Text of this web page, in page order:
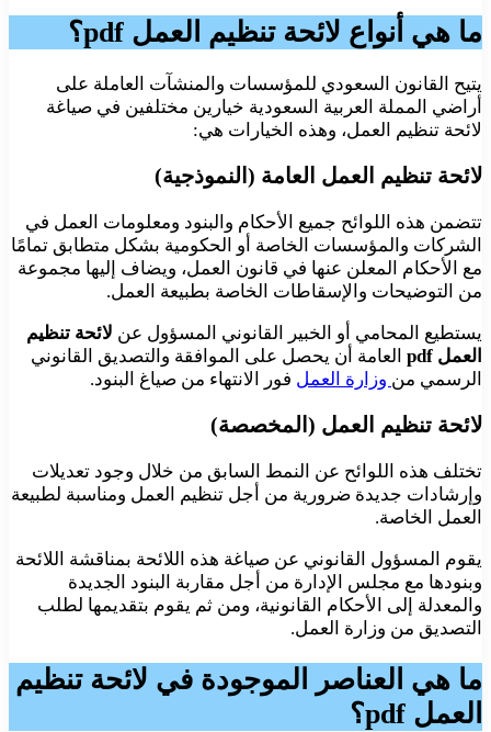
ما هي أنواع لائحة تنظيم العمل pdf؟
يتيح القانون السعودي للمؤسسات والمنشآت العاملة على
أراضي المملة العربية السعودية خيارين مختلفين في صياغة
لائحة تنظيم العمل، وهذه الخيارات هي:
لائحة تنظيم العمل العامة (النموذجية)
تتضمن هذه اللوائح جميع الأحكام والبنود ومعلومات العمل في
الشركات والمؤسسات الخاصة أو الحكومية بشكل متطابق تمامًا
مع الأحكام المعلن عنها في قانون العمل، ويضاف إليها مجموعة
من التوضيحات والإسقاطات الخاصة بطبيعة العمل.
يستطيع المحامي أو الخبير القانوني المسؤول عن لائحة تنظيم
العمل pdf
العامة أن يحصل على الموافقة والتصديق القانوني
الرسمي من وزارة العمل فور الانتهاء من صياغ البنود.
لائحة تنظيم العمل (المخصصة)
تختلف هذه اللوائح عن النمط السابق من خلال وجود تعديلات
وإرشادات جديدة ضرورية من أجل تنظيم العمل ومناسبة لطبيعة
العمل الخاصة.
يقوم المسؤول القانوني عن صياغة هذه اللائحة بمناقشة اللائحة
وبنودها مع مجلس الإدارة من أجل مقاربة البنود الجديدة
والمعدلة إلى الأحكام القانونية، ومن ثم يقوم بتقديمها لطلب
التصديق من وزارة العمل.
ما هي العناصر الموجودة في لائحة تنظيم
العمل pdf
؟